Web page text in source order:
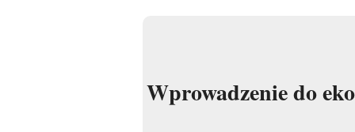
Wprowadzenie do